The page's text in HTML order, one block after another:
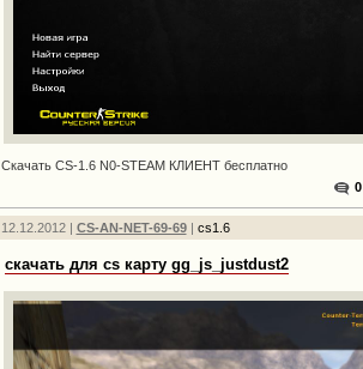
Скачать CS-1.6 N0-STEAM КЛИЕНТ бесплатно
0
12.12.2012 | CS-AN-NET-69-69| cs1.6
скачать для cs карту gg_js_justdust2